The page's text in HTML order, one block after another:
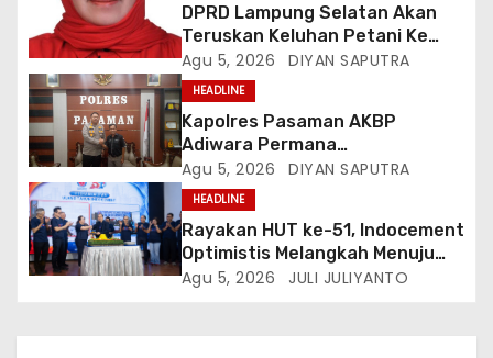
DPRD Lampung Selatan Akan
Teruskan Keluhan Petani Ke
Dinas Terkait, Minta Audit
Penyaluran Pupuk Bersubsidi Di
Desa Budi Lestari
Agu 5, 2026 DIYAN SAPUTRA
HEADLINE
Kapolres Pasaman AKBP
Adiwara Permana
Anggawisastra S.I.K. Sambut
Kedatangan Kepala Cakrawala
Tv Sumatera Barat
Agu 5, 2026 DIYAN SAPUTRA
HEADLINE
Rayakan HUT ke-51, Indocement
Optimistis Melangkah Menuju
Masa Depan Lebih Hijau
Agu 5, 2026 JULI JULIYANTO